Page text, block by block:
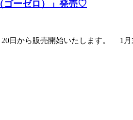
ゴーゼロ）」発売♡
日から販売開始いたします。 ​1